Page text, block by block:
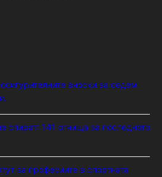
вноски за седем
спират: 141 огнища за последното
за професиите в спортната